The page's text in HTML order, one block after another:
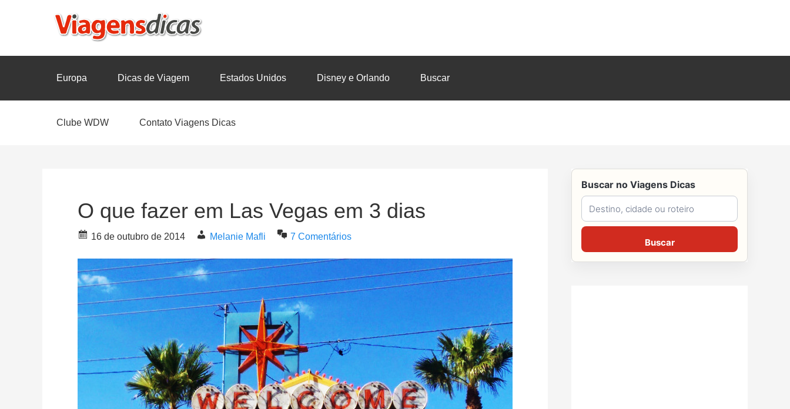
Europa Dicas de Viagem Estados Unidos Disney e Orlando Buscar
Clube WDW Contato Viagens Dicas
O que fazer em Las Vegas em 3 dias
16 de outubro de 2014 Melanie Mafli 7 Comentários
Buscar no Viagens Dicas
Buscar no Viagens Dicas
Buscar